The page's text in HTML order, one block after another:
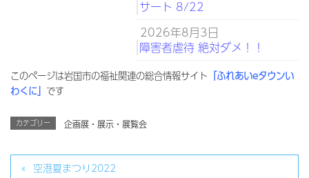
サート 8/22
2026年8月3日
障害者虐待 絶対ダメ！！
このページは岩国市の福祉関連の総合情報サイト 「ふれあいeタウンい
わくに」 です
カテゴリー 企画展・展示・展覧会
空港夏まつり2022